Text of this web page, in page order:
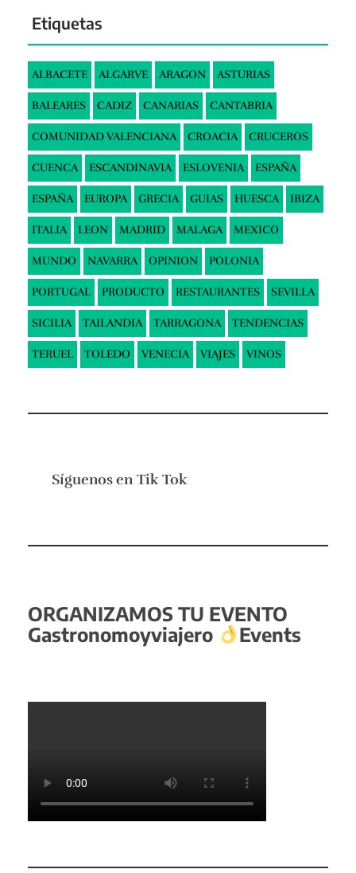
Etiquetas
ALBACETE ALGARVE ARAGON ASTURIAS
BALEARES CADIZ CANARIAS CANTABRIA
COMUNIDAD VALENCIANA CROACIA CRUCEROS
CUENCA ESCANDINAVIA ESLOVENIA ESPAÑA
ESPAÑA EUROPA GRECIA GUIAS HUESCA IBIZA
ITALIA LEON MADRID MALAGA MEXICO
MUNDO NAVARRA OPINION POLONIA
PORTUGAL PRODUCTO RESTAURANTES SEVILLA
SICILIA TAILANDIA TARRAGONA TENDENCIAS
TERUEL TOLEDO VENECIA VIAJES VINOS
Síguenos en Tik Tok
ORGANIZAMOS TU EVENTO
Gastronomoyviajero
Events